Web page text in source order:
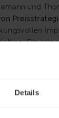
Details
und
an. Sie
die